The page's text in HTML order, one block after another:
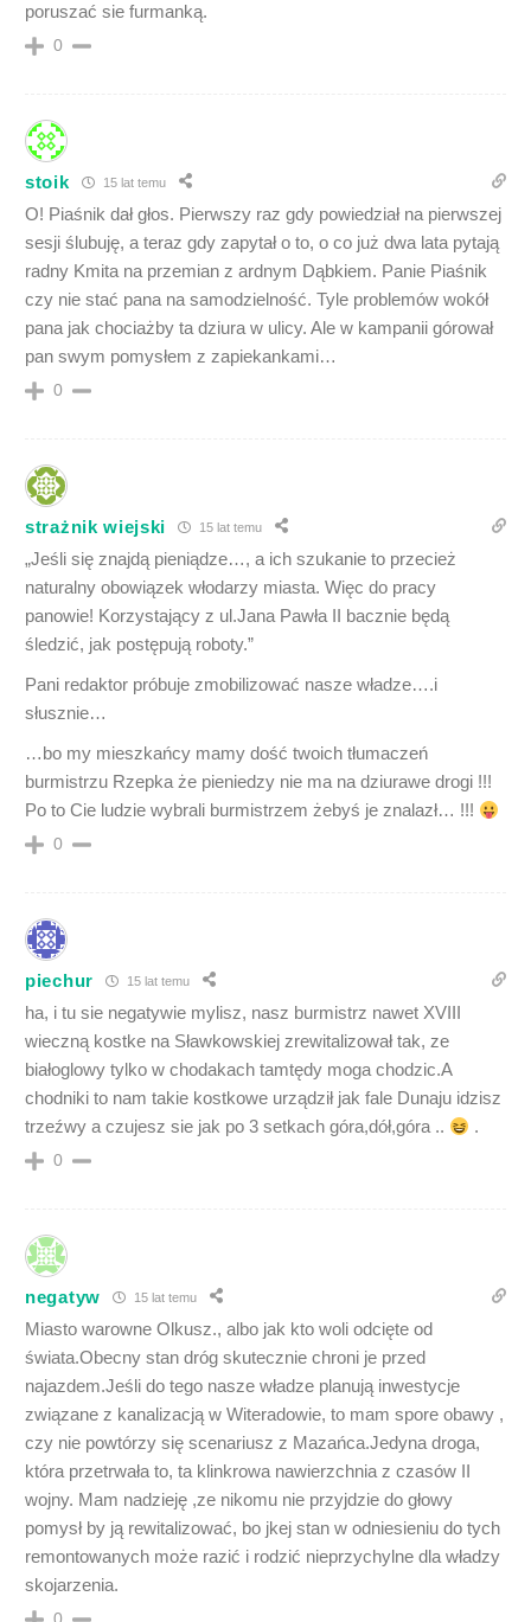
poruszać sie furmanką.
0
stoik 15 lat temu
O! Piaśnik dał głos. Pierwszy raz gdy powiedział na pierwszej
sesji ślubuję, a teraz gdy zapytał o to, o co już dwa lata pytają
radny Kmita na przemian z ardnym Dąbkiem. Panie Piaśnik
czy nie stać pana na samodzielność. Tyle problemów wokół
pana jak chociażby ta dziura w ulicy. Ale w kampanii górował
pan swym pomysłem z zapiekankami…
0
strażnik wiejski 15 lat temu
„Jeśli się znajdą pieniądze…, a ich szukanie to przecież
naturalny obowiązek włodarzy miasta. Więc do pracy
panowie! Korzystający z ul.Jana Pawła II bacznie będą
śledzić, jak postępują roboty.”
Pani redaktor próbuje zmobilizować nasze władze….i
słusznie…
…bo my mieszkańcy mamy dość twoich tłumaczeń
burmistrzu Rzepka że pieniedzy nie ma na dziurawe drogi !!!
Po to Cie ludzie wybrali burmistrzem żebyś je znalazł… !!!
0
piechur 15 lat temu
ha, i tu sie negatywie mylisz, nasz burmistrz nawet XVIII
wieczną kostke na Sławkowskiej zrewitalizował tak, ze
białoglowy tylko w chodakach tamtędy moga chodzic.A
chodniki to nam takie kostkowe urządził jak fale Dunaju idzisz
trzeźwy a czujesz sie jak po 3 setkach góra,dół,góra ..
.
0
negatyw 15 lat temu
Miasto warowne Olkusz., albo jak kto woli odcięte od
świata.Obecny stan dróg skutecznie chroni je przed
najazdem.Jeśli do tego nasze władze planują inwestycje
związane z kanalizacją w Witeradowie, to mam spore obawy ,
czy nie powtórzy się scenariusz z Mazańca.Jedyna droga,
która przetrwała to, ta klinkrowa nawierzchnia z czasów II
wojny. Mam nadzieję ,ze nikomu nie przyjdzie do głowy
pomysł by ją rewitalizować, bo jkej stan w odniesieniu do tych
remontowanych może razić i rodzić nieprzychylne dla władzy
skojarzenia.